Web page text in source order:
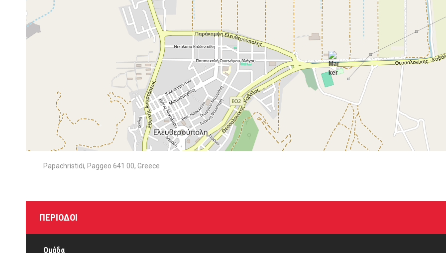
Papachristidi, Paggeo 641 00, Greece
ΠΕΡΊΟΔΟΙ
Ομάδα